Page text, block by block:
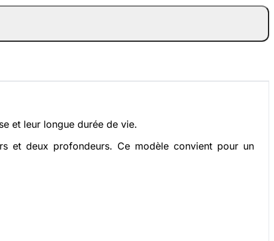
et leur longue durée de vie.
et deux profondeurs. Ce modèle convient pour un